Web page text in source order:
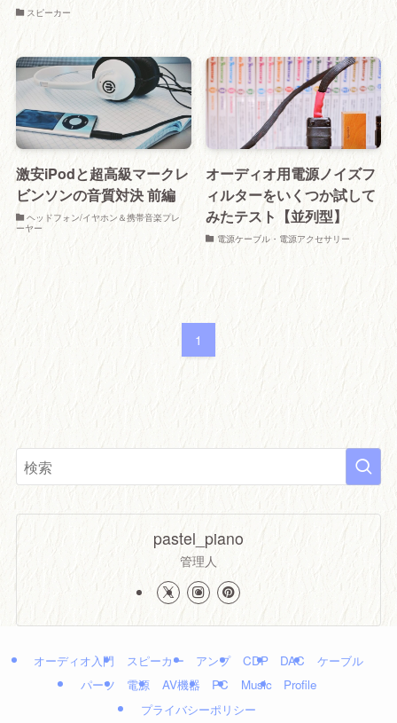
スピーカー
激安iPodと超高級マークレ
ビンソンの音質対決 前編
ヘッドフォン/イヤホン＆携帯音楽プレ
ーヤー
オーディオ用電源ノイズフ
ィルターをいくつか試して
みたテスト【並列型】
電源ケーブル・電源アクセサリー
1
pastel_piano
管理人
オーディオ入門 スピーカー アンプ CDP DAC
ケーブル
パーツ
電源 AV機器 PC Music
Profile
プライバシーポリシー